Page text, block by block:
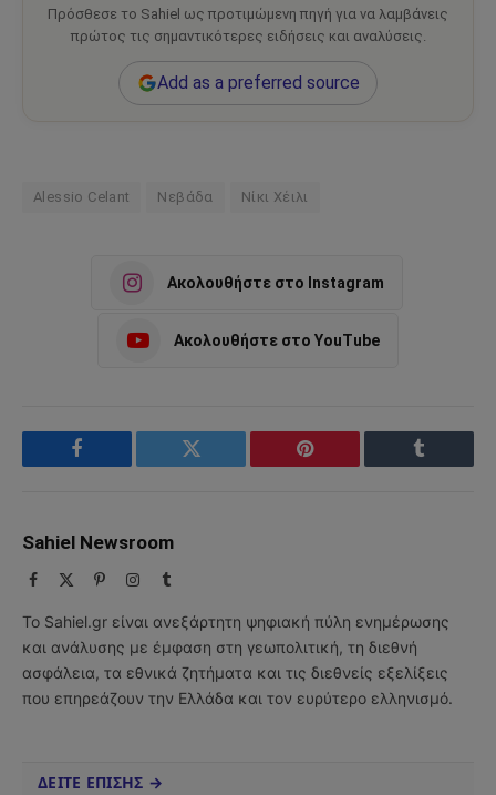
Πρόσθεσε το Sahiel ως προτιμώμενη πηγή για να λαμβάνεις
πρώτος τις σημαντικότερες ειδήσεις και αναλύσεις.
Add as a preferred source
Alessio Celant Νεβάδα Νίκι Χέιλι
Ακολουθήστε στο Instagram
Ακολουθήστε στο YouTube
Facebook Twitter Pinterest Tumblr
Sahiel Newsroom
Facebook PinterestInstagram
Tumblr
Το Sahiel.gr είναι ανεξάρτητη ψηφιακή πύλη ενημέρωσης
και ανάλυσης με έμφαση στη γεωπολιτική, τη διεθνή
ασφάλεια, τα εθνικά ζητήματα και τις διεθνείς εξελίξεις
που επηρεάζουν την Ελλάδα και τον ευρύτερο ελληνισμό.
ΔΕΙΤΕ ΕΠΙΣΗΣ →